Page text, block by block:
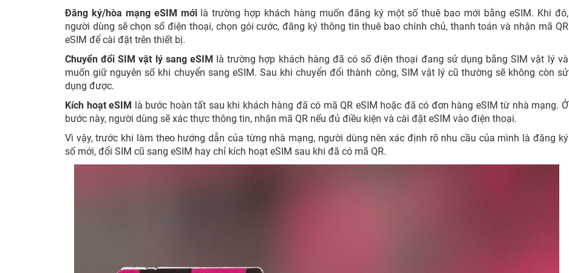
Đăng ký/hòa mạng eSIM mớilà trường hợp khách hàng muốn đăng ký một số thuê bao mới bằng eSIM. Khi đó,
người dùng sẽ chọn số điện thoại, chọn gói cước, đăng ký thông tin thuê bao chính chủ, thanh toán và nhận mã QR
eSIM để cài đặt trên thiết bị.
Chuyển đổi SIM vật lý sang eSIM là trường hợp khách hàng đã có số điện thoại đang sử dụng bằng SIM vật lý và
muốn giữ nguyên số khi chuyển sang eSIM. Sau khi chuyển đổi thành công, SIM vật lý cũ thường sẽ không còn sử
dụng được.
Kích hoạt eSIM là bước hoàn tất sau khi khách hàng đã có mã QR eSIM hoặc đã có đơn hàng eSIM từ nhà mạng. Ở
bước này, người dùng sẽ xác thực thông tin, nhận mã QR nếu đủ điều kiện và cài đặt eSIM vào điện thoại.
Vì vậy, trước khi làm theo hướng dẫn của từng nhà mạng, người dùng nên xác định rõ nhu cầu của mình là đăng ký
số mới, đổi SIM cũ sang eSIM hay chỉ kích hoạt eSIM sau khi đã có mã QR.